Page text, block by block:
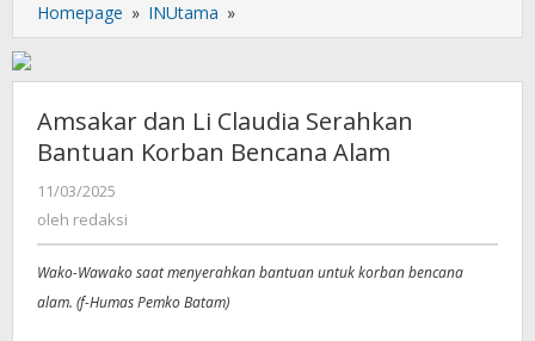
Homepage » INUtama »
dan
Claudia
Serahkan
Bantuan
Korban
Amsakar dan Li Claudia Serahkan
Bantuan Korban Bencana Alam
11/03/2025
redaksi
oleh redaksi
Wako-Wawako saat menyerahkan bantuan untuk korban bencana
alam. (f-Humas Pemko Batam)